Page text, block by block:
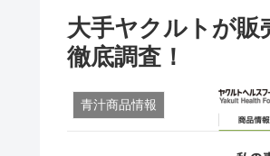
大手ヤクルトが販
徹底調査！
青汁商品情報